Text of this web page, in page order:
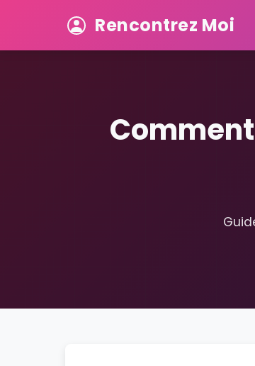
Rencontrez Moi